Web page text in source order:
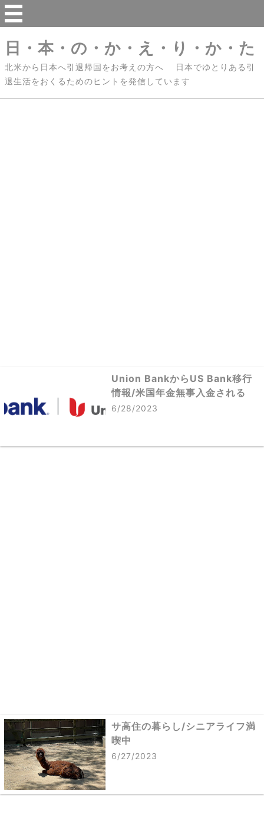
日・本・の・か・え・り・か・た
北米から日本へ引退帰国をお考えの方へ 日本でゆとりある引
退生活をおくるためのヒントを発信しています
Union BankからUS Bank移行
情報/米国年金無事入金される
6/28/2023
サ高住の暮らし/シニアライフ満
喫中
6/27/2023